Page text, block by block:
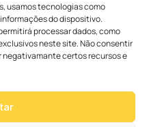
usamos tecnologias como
do dispositivo.
processar dados, como
neste site. Não consentir
certos recursos e
Diocesana
Diocesano
da Educação